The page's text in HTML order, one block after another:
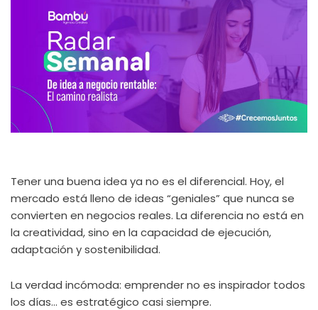
Tener una buena idea ya no es el diferencial. Hoy, el
mercado está lleno de ideas “geniales” que nunca se
convierten en negocios reales. La diferencia no está en
la creatividad, sino en la capacidad de ejecución,
adaptación y sostenibilidad.
La verdad incómoda: emprender no es inspirador todos
los días… es estratégico casi siempre.